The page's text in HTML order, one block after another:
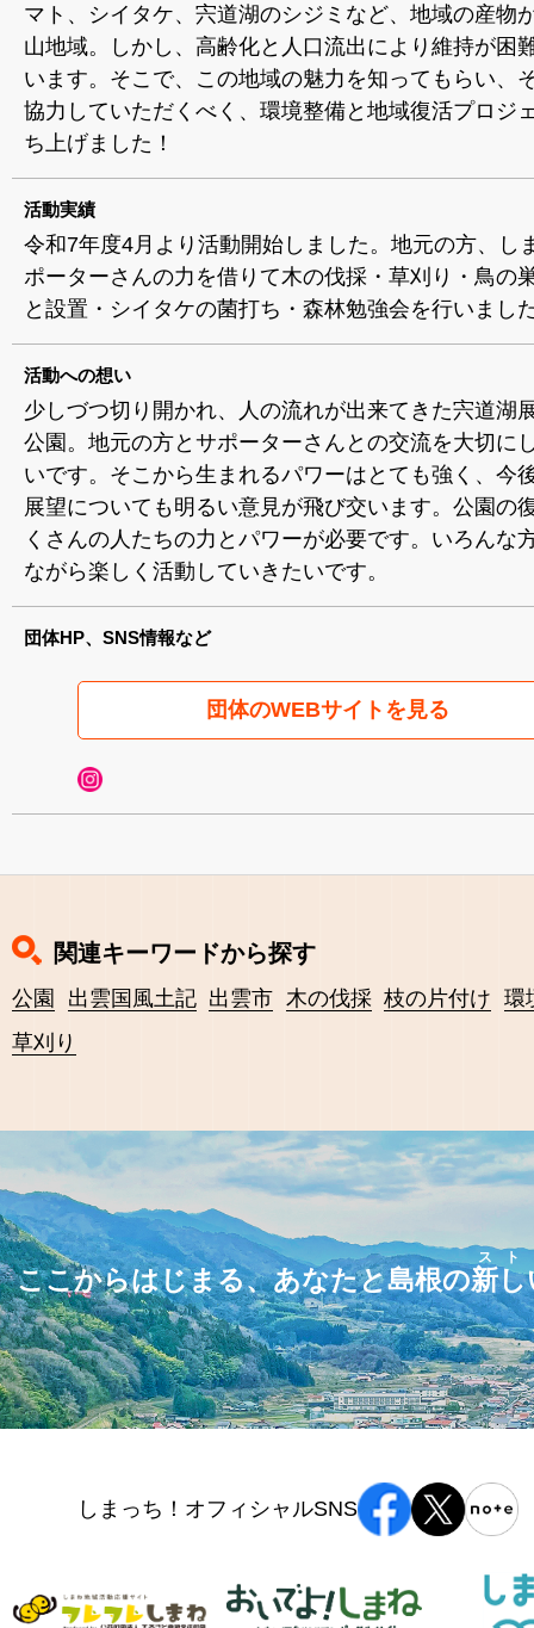
マト、シイタケ、宍道湖のシジミなど、地域の産物
山地域。しかし、高齢化と人口流出により維持が困
います。そこで、この地域の魅力を知ってもらい、
協力していただくべく、環境整備と地域復活プロジ
ち上げました！
活動実績
令和7年度4月より活動開始しました。地元の方、し
ポーターさんの力を借りて木の伐採・草刈り・鳥の
と設置・シイタケの菌打ち・森林勉強会を行いまし
活動への想い
少しづつ切り開かれ、人の流れが出来てきた宍道湖
公園。地元の方とサポーターさんとの交流を大切に
いです。そこから生まれるパワーはとても強く、今
展望についても明るい意見が飛び交います。公園の
くさんの人たちの力とパワーが必要です。いろんな
ながら楽しく活動していきたいです。
団体HP、SNS情報など
団体のWEBサイトを見る
関連キーワードから探す
公園 出雲国風土記 出雲市 木の伐採 枝の片付け 環
草刈り
ここからはじまる、あなたと島根の新し
スト
しまっち！オフィシャルSNS